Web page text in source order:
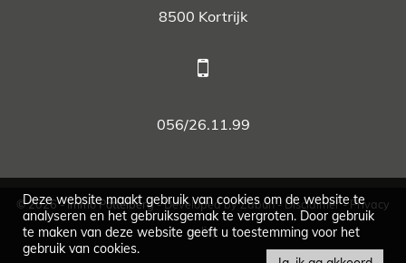
8500 Kortrijk
056/26.11.99
© 2026 - Immo Pottelberg -Developed by Zabun- Disclaimer-Privacy
policy
Deze website maakt gebruik van cookies om de website te
analyseren en het gebruiksgemak te vergroten. Door gebruik
te maken van deze website geeft u toestemming voor het
gebruik van cookies.